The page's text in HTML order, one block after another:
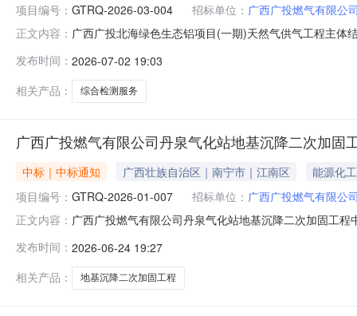
项目编号： GTRQ-2026-03-004 招标单位： 广西广投燃气有限公
正文内容： 广西广投北海绿色生态铝项目(一期)天然气供气工程主
中标价格：35100(元)二、其他中标内容：广西广投北海
门本招标项目的监督
发布时间： 2026-07-02 19:03
相关产品：
综合检测服务
广西广投燃气有限公司丹泉气化站地基沉降二次加固
中标｜中标通知 广西壮族自治区｜南宁市｜江南区
能源化工
项目编号： GTRQ-2026-01-007 招标单位： 广西广投燃气有限公
正文内容： 广西广投燃气有限公司丹泉气化站地基沉降二次加固工
布之日起1个工作日三、监督部门本招标项目的监督部门
术开发区高岭路与防城港路
发布时间： 2026-06-24 19:27
相关产品：
地基沉降二次加固工程